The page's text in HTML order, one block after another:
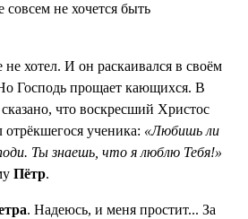
совсем не хочется быть
не хотел. И он раскаивался в своём
Господь прощает кающихся. В
сказано, что воскресший Христос
ученика: «Любишь ли
Ты знаешь, что я люблю Тебя!»
Пётр.
. Надеюсь, и меня простит... За